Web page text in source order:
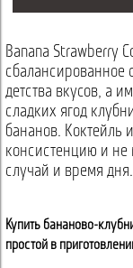
Banana Strawberry
сбалансированное
детства вкусов, а
сладких ягод
бананов. Коктейль
консистенцию и не
случай и время дня.
Купить бананово-
простой в